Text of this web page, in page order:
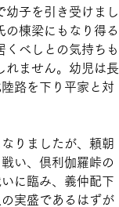
幼子を引き受けまし
の棟梁にもなり得る
くべしとの気持ちも
れません。幼児は長
路を下り平家と対
りましたが、頼朝
い、倶利伽羅峠の
に臨み、義仲配下
実盛であるはずが